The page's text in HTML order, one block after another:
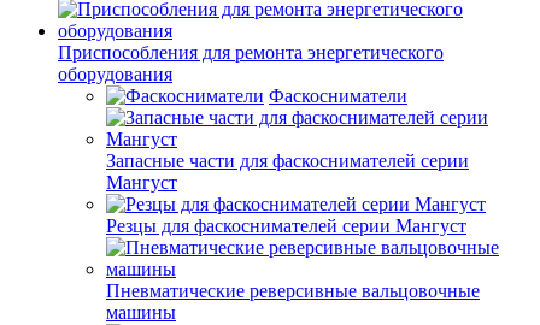
Приспособления для ремонта энергетического
оборудования
Фаскосниматели
Запасные части для фаскоснимателей серии
Мангуст
Резцы для фаскоснимателей серии Мангуст
Пневматические реверсивные вальцовочные
машины